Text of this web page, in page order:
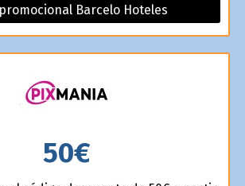
Barcelo Hoteles
50€